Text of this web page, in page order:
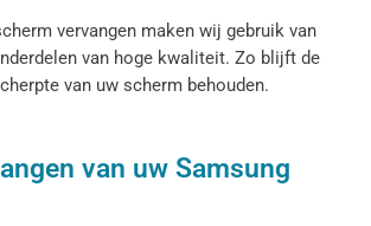
vervangen maken wij gebruik van
van hoge kwaliteit. Zo blijft de
van uw scherm behouden.
van uw Samsung